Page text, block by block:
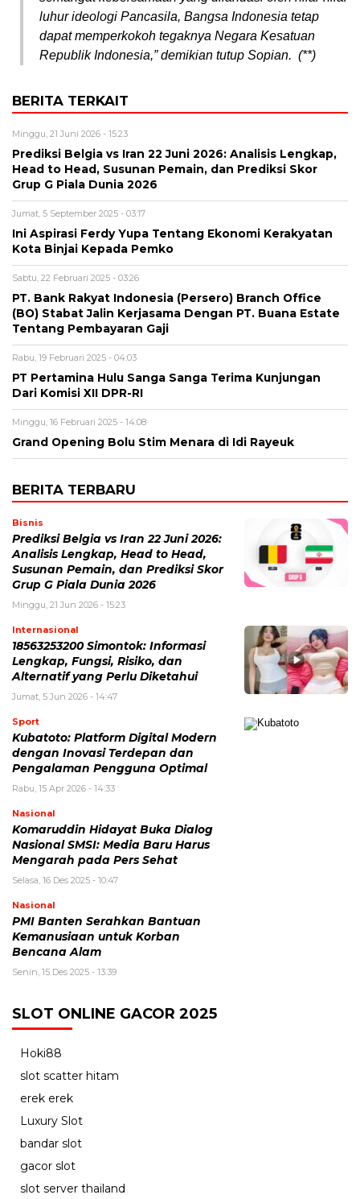
luhur ideologi Pancasila, Bangsa Indonesia tetap
dapat memperkokoh tegaknya Negara Kesatuan
Republik Indonesia,” demikian tutup Sopian. (**)
BERITA TERKAIT
Minggu, 21 Juni 2026 - 15:23
Prediksi Belgia vs Iran 22 Juni 2026: Analisis Lengkap,
Head to Head, Susunan Pemain, dan Prediksi Skor
Grup G Piala Dunia 2026
Jumat, 5 September 2025 - 03:17
Ini Aspirasi Ferdy Yupa Tentang Ekonomi Kerakyatan
Kota Binjai Kepada Pemko
Sabtu, 22 Februari 2025 - 03:26
PT. Bank Rakyat Indonesia (Persero) Branch Office
(BO) Stabat Jalin Kerjasama Dengan PT. Buana Estate
Tentang Pembayaran Gaji
Rabu, 19 Februari 2025 - 04:03
PT Pertamina Hulu Sanga Sanga Terima Kunjungan
Dari Komisi XII DPR-RI
Minggu, 16 Februari 2025 - 14:08
Grand Opening Bolu Stim Menara di Idi Rayeuk
BERITA TERBARU
Bisnis
Prediksi Belgia vs Iran 22 Juni 2026:
Analisis Lengkap, Head to Head,
Susunan Pemain, dan Prediksi Skor
Grup G Piala Dunia 2026
Minggu, 21 Jun 2026 - 15:23
Internasional
18563253200 Simontok: Informasi
Lengkap, Fungsi, Risiko, dan
Alternatif yang Perlu Diketahui
Jumat, 5 Jun 2026 - 14:47
Sport
Kubatoto: Platform Digital Modern
dengan Inovasi Terdepan dan
Pengalaman Pengguna Optimal
Rabu, 15 Apr 2026 - 14:33
Nasional
Komaruddin Hidayat Buka Dialog
Nasional SMSI: Media Baru Harus
Mengarah pada Pers Sehat
Selasa, 16 Des 2025 - 10:47
Nasional
PMI Banten Serahkan Bantuan
Kemanusiaan untuk Korban
Bencana Alam
Senin, 15 Des 2025 - 13:39
SLOT ONLINE GACOR 2025
Hoki88
slot scatter hitam
erek erek
Luxury Slot
bandar slot
gacor slot
slot server thailand